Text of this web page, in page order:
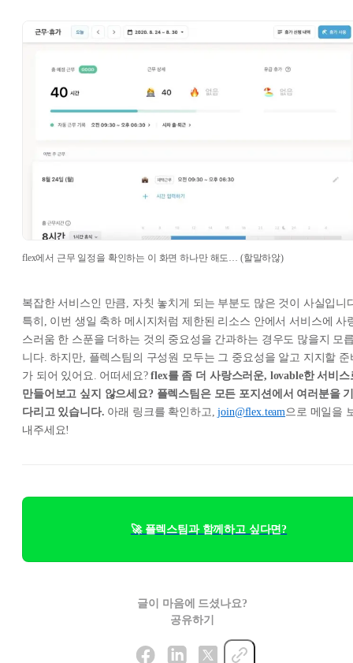
flex에서 근무 일정을 확인하는 이 화면 하나만 해도… (할말하않)
복잡한 서비스인 만큼, 자칫 놓치게 되는 부분도 많은 것이 사실입니
특히, 이번 생일 축하 메시지처럼 제한된 리소스 안에서 서비스에 사
스러움 한 스푼을 더하는 것의 중요성을 간과하는 경우도 많을지 모
니다. 하지만, 플렉스팀의 구성원 모두는 그 중요성을 알고 지지할 준
가 되어 있어요. 어떠세요?flex를 좀 더 사랑스러운, lovable한 서비스
만들어보고 싶지 않으세요? 플렉스팀은 모든 포지션에서 여러분을
다리고 있습니다. 아래 링크를 확인하고,join@flex.team으로 메일을
내주세요!
🚀 플렉스팀과 함께하고 싶다면?
글이 마음에 드셨나요?
공유하기